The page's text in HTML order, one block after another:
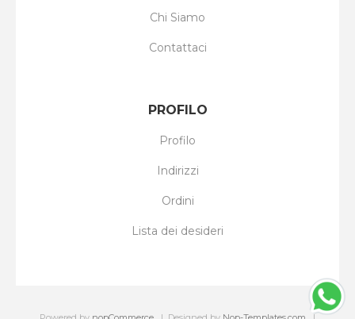
Chi Siamo
Contattaci
PROFILO
Profilo
Indirizzi
Ordini
Lista dei desideri